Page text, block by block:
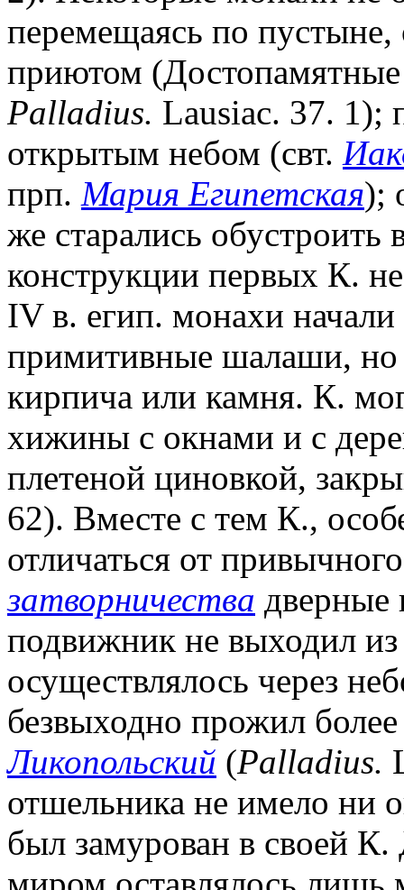
перемещаясь по
приютом
Palladius. Lausiac. 37. 1);
открытым небом (свт.
прп. Мария Египетская);
же старались
конструкции первых К.
IV в. егип. монахи начали
примитивные шалаши, но
кирпича или камня. К.
хижины с окнами и с
плетеной циновкой,
62). Вместе с тем К.,
отличаться от
затворничества дверные
подвижник не выходил
осуществлялось через
безвыходно прожил
Ликопольский (Palladius.
отшельника не имело ни
был замурован в своей